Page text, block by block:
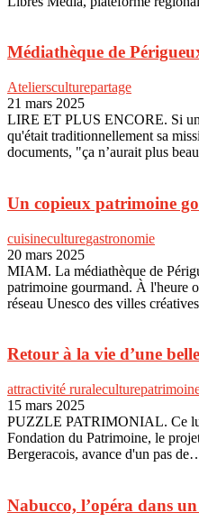
Médiathèque de
Ateliersculturepartage
21 mars 2025
LIRE ET PLUS ENCORE. Si
qu'était traditionnellement sa
documents, "ça n’aurait plus
Un copieux patrimoine
cuisineculturegastronomie
20 mars 2025
MIAM. La médiathèque de
patrimoine gourmand. À l'heure
réseau Unesco des villes
Retour à la vie d’une
attractivité ruraleculture
15 mars 2025
PUZZLE PATRIMONIAL. Ce
Fondation du Patrimoine, le
Bergeracois, avance d'un pas
Nabucco, l’opéra dans